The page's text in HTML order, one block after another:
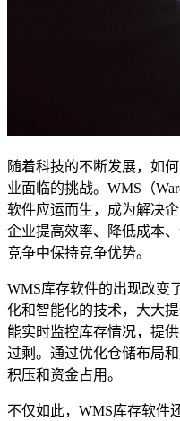
随着科技的不断发展，如
业面临的挑战。WMS（
软件应运而生，成为解决
企业提高效率、降低成本
竞争中保持竞争优势。
WMS库存软件的出现改变
化和智能化的技术，大大
能实时监控库存情况，提
过剩。通过优化仓储布局
积压和资金占用。
不仅如此，WMS库存软件